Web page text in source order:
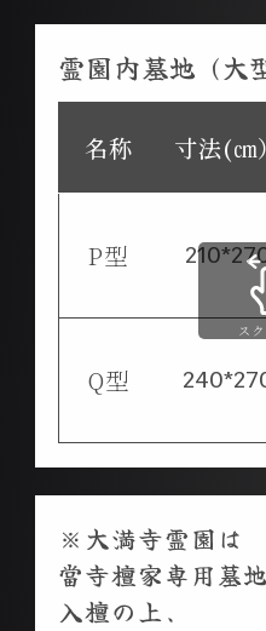
霊園内墓地 (大
名称 寸法(㎝）
P型
Q型
ス
※大満寺霊園は
當寺檀家専用墓
入檀の上、